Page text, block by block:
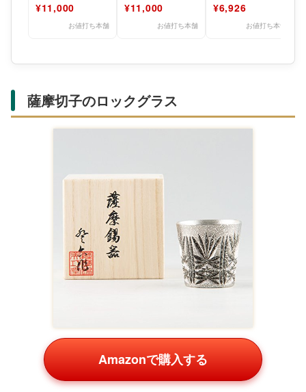
【楽ギフ_名入れ】
¥11,000
お値打ち本舗
刻】【楽ギフ_名入
¥11,000
お値打ち本舗
退職祝い 古希祝い
¥6,926
お値打ち本舗
薩摩切子のロックグラス
Amazonで購入する